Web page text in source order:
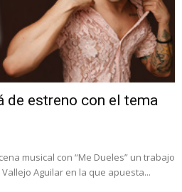
de estreno con el tema
musical con “Me Dueles” un trabajo
Aguilar en la que apuesta...